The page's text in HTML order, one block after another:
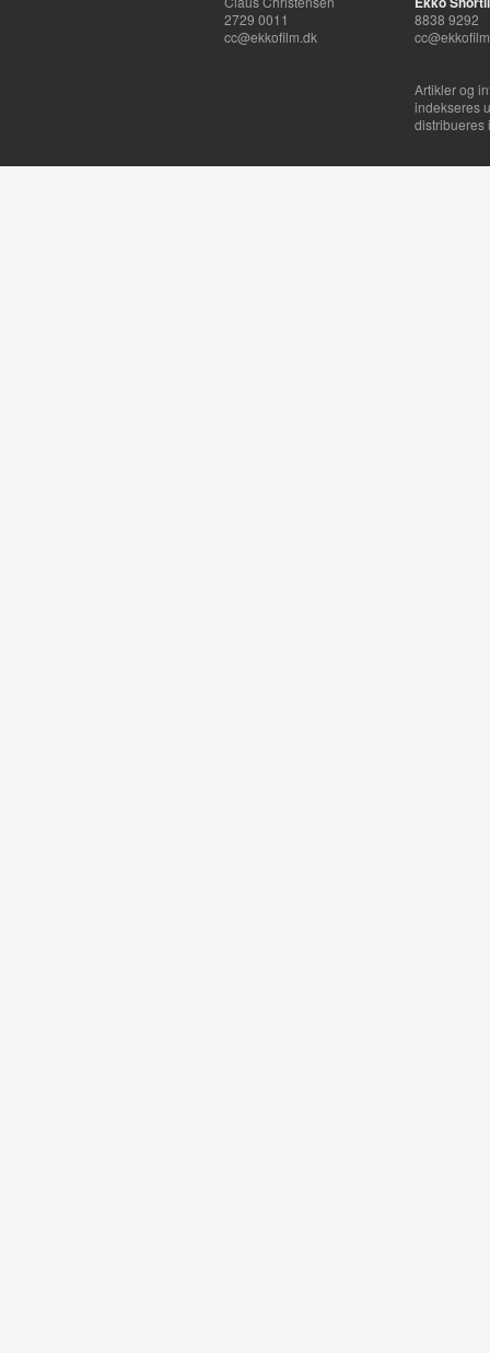
2729 0011
cc@ekkofilm.dk
8838 9292
Artikler og
indekseres
distribueres